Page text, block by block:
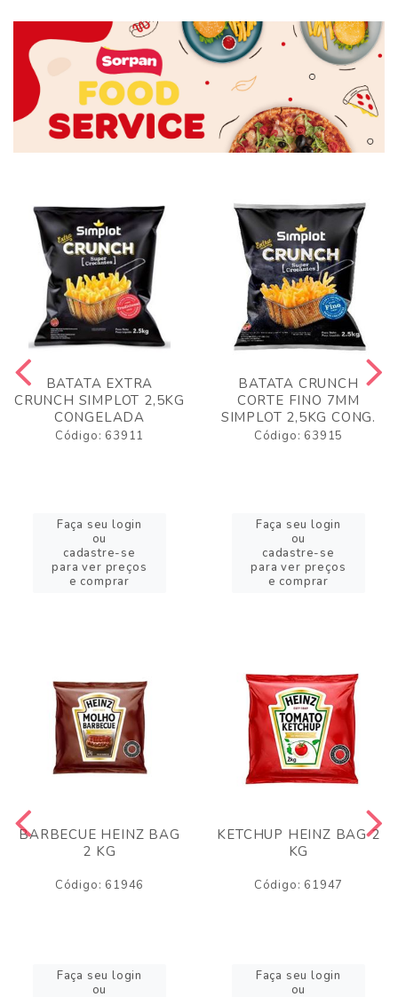
BATATA EXTRA
CRUNCH SIMPLOT 2,5KG
CONGELADA
Código: 63911
Faça seu login
ou
cadastre-se
para ver preços
e comprar
BATATA CRUNCH
CORTE FINO 7MM
SIMPLOT 2,5KG CONG.
Código: 63915
Faça seu login
ou
cadastre-se
para ver preços
e comprar
BARBECUE HEINZ BAG
2 KG
Código: 61946
Faça seu login
ou
KETCHUP HEINZ BAG 2
KG
Código: 61947
Faça seu login
ou